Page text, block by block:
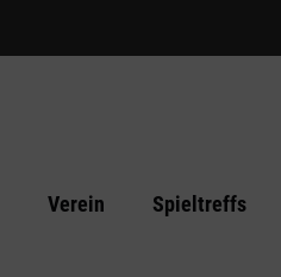
Verein Spieltreffs